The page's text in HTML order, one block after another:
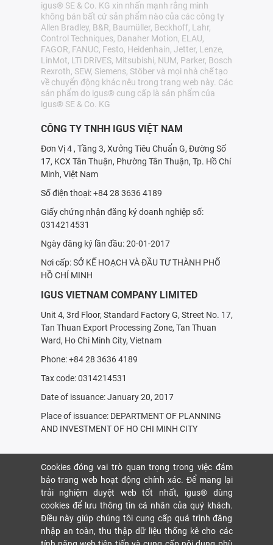
igus® SE & Co. KG xin nhấn mạnh rằng mình
không bán bất cứ sản phẩm nào của các công ty
Allen Bradley, B&R, Baumüller, Beckhoff, Lahr,
Control Techniques, Danaher Motion, ELAU,
FAGOR, FANUC, Festo, Heidenhain, Jetter, Lenze,
LinMot, LTi DRiVES, Mitsubishi, NUM, Parker, Bosch
Rexroth, SEW, Siemens, Stöber và mọi nhà chế tạo
về chuyển động khác nêu trong trang web này. Các
sản phẩm do igus® cung cấp là sản phẩm của
igus® SE & Co. KG
CÔNG TY TNHH IGUS VIỆT NAM
Đơn Vị 4 , Tầng 3, Xưởng Tiêu Chuẩn G, Đường Số
17, KCX Tân Thuận, Phường Tân Thuận, Tp. Hồ Chí
Minh, Việt Nam
Số điện thoại: +84 28 3636 4189
Giấy chứng nhận đăng ký doanh nghiệp số:
0314214531
Ngày đăng ký lần đầu: 20-01-2017
Nơi cấp: SỞ KẾ HOẠCH VÀ ÐẦU TƯ THÀNH PHỐ
HỒ CHÍ MINH
IGUS VIETNAM COMPANY LIMITED
Unit 4, 3rd Floor, Standard Factory G, Street No. 17,
Tan Thuan Export Processing Zone, Tan Thuan
Ward, Ho Chi Minh City, Vietnam
Phone: +84 28 3636 4189
Tax code: 0314214531
Date of issuance: January 20, 2017
Place of issuance: DEPARTMENT OF PLANNING
AND INVESTMENT OF HO CHI MINH CITY
Cookies đóng vai trò quan trọng trong việc đảm
bảo trang web hoạt động chính xác. Để mang lại
trải nghiệm duyệt web tốt nhất, igus® dùng
cookies để lưu thông tin cá nhân của quý khách.
Điều này giúp chúng tôi cung cấp quá trình đăng
nhập an toàn, thu thập dữ liệu thống kê cho các